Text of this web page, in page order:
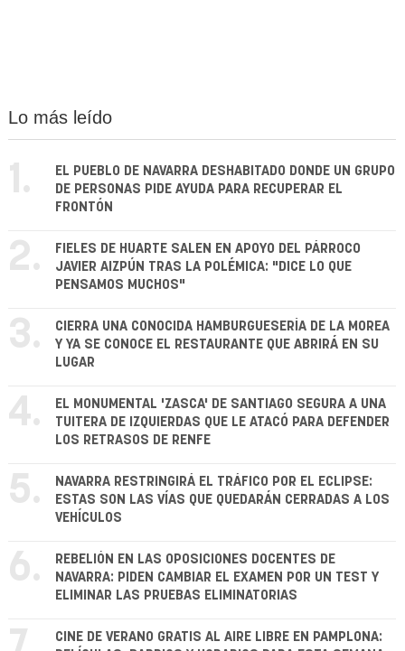
Lo más leído
1.
EL PUEBLO DE NAVARRA DESHABITADO DONDE UN GRUPO
DE PERSONAS PIDE AYUDA PARA RECUPERAR EL
FRONTÓN
2.
FIELES DE HUARTE SALEN EN APOYO DEL PÁRROCO
JAVIER AIZPÚN TRAS LA POLÉMICA: "DICE LO QUE
PENSAMOS MUCHOS"
3.
CIERRA UNA CONOCIDA HAMBURGUESERÍA DE LA MOREA
Y YA SE CONOCE EL RESTAURANTE QUE ABRIRÁ EN SU
LUGAR
4.
EL MONUMENTAL 'ZASCA' DE SANTIAGO SEGURA A UNA
TUITERA DE IZQUIERDAS QUE LE ATACÓ PARA DEFENDER
LOS RETRASOS DE RENFE
5.
NAVARRA RESTRINGIRÁ EL TRÁFICO POR EL ECLIPSE:
ESTAS SON LAS VÍAS QUE QUEDARÁN CERRADAS A LOS
VEHÍCULOS
6.
REBELIÓN EN LAS OPOSICIONES DOCENTES DE
NAVARRA: PIDEN CAMBIAR EL EXAMEN POR UN TEST Y
ELIMINAR LAS PRUEBAS ELIMINATORIAS
CINE DE VERANO GRATIS AL AIRE LIBRE EN PAMPLONA: